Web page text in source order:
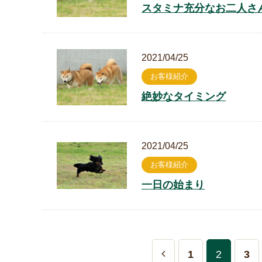
スタミナ充分なお二人さ
2021/04/25
お客様紹介
絶妙なタイミング
2021/04/25
お客様紹介
一日の始まり
1 2 3